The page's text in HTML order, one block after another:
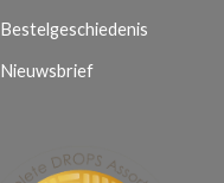
Bestelgeschiedenis
Nieuwsbrief